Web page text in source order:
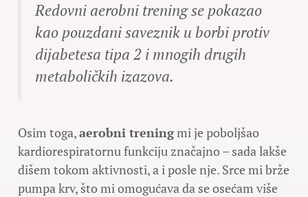
Redovni aerobni trening se pokazao
kao pouzdani saveznik u borbi protiv
dijabetesa tipa 2 i mnogih drugih
metaboličkih izazova.
Osim toga,aerobni treningmi je poboljšao
kardiorespiratornu funkciju značajno – sada lakše
dišem tokom aktivnosti, a i posle nje. Srce mi brže
pumpa krv, što mi omogućava da se osećam više